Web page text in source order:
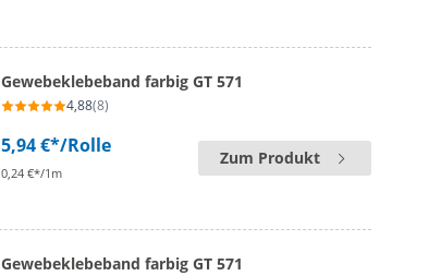
Gewebeklebeband farbig GT 571
4,88(8)
5,94 €*/Rolle
0,24 €*/1m
Zum Produkt
Gewebeklebeband farbig GT 571